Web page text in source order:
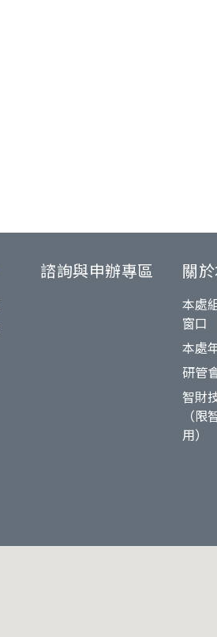
諮詢與申辦專區 關
本處
窗口
本處
研管
智財
（
用）